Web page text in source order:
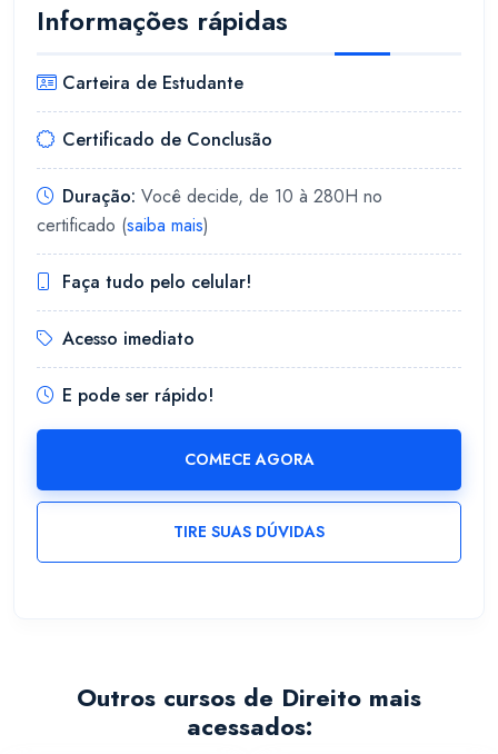
Informações rápidas
Carteira de Estudante
Certificado de Conclusão
Duração: Você decide, de 10 à 280H no
certificado (saiba mais)
Faça tudo pelo celular!
Acesso imediato
E pode ser rápido!
COMECE AGORA
TIRE SUAS DÚVIDAS
Outros cursos de Direito mais
acessados: